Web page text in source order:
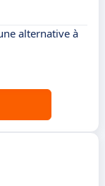
alternative à